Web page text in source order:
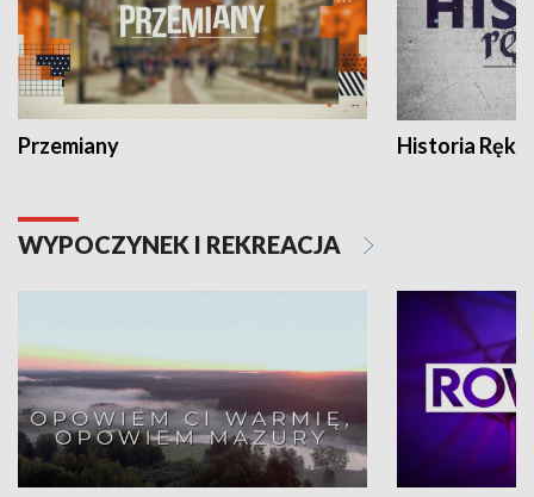
Przemiany Historia Ręką
WYPOCZYNEK I REKREACJA